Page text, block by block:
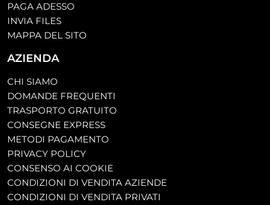
PAGA ADESSO
INVIA FILES
MAPPA DEL SITO
AZIENDA
CHI SIAMO
DOMANDE FREQUENTI
TRASPORTO GRATUITO
CONSEGNE EXPRESS
METODI PAGAMENTO
PRIVACY POLICY
CONSENSO AI COOKIE
CONDIZIONI DI VENDITA AZIENDE
CONDIZIONI DI VENDITA PRIVATI